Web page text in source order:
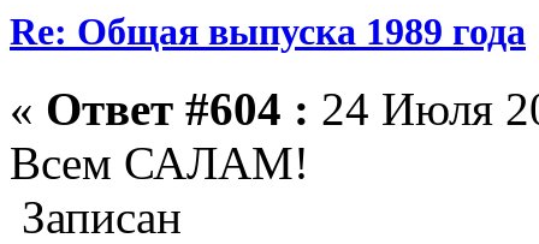
Re: Общая выпуска 1989 года
« Ответ #604 : 24 Июля
Всем САЛАМ!
Записан